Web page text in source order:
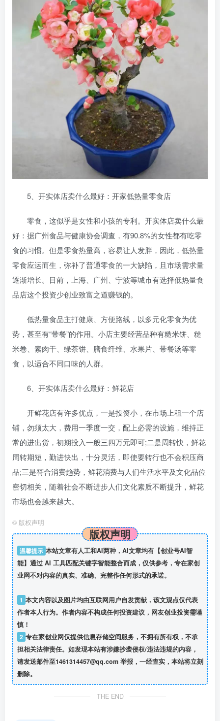
5、开实体店卖什么最好：开家低热量零食店
零食，这似乎是女性和小孩的专利。开实体店卖什么最
好：据广州食品与健康协会调查，有90.8%的女性都有吃零
食的习惯。但是零食热量高，容易让人发胖，因此，低热量
零食应运而生，弥补了普通零食的一大缺陷，且市场需求量
逐渐增长。目前，上海、广州、宁波等城市有选择低热量食
品店这个投资少创业致富之道赚钱的。
低热量食品主打健康、方便路线，以多元化零食为优
势，甚至有“带餐”的作用。小店主要经营品种有糙米饼、糙
米卷、素肉干、绿茶饼、膳食纤维、水果片、带餐汤等零
食，以适合不同口味的人群。
6、开实体店卖什么最好：鲜花店
开鲜花店有许多优点，一是投资小，在市场上租一个店
铺，勿须太大，费用一季度一交，配上必需的设施，维持正
常的进出货，初期投入一般三四万元即可;二是周转快，鲜花
周转期短，勤进快出，十分灵活，即使要转行也不会积压商
品;三是符合消费趋势，鲜花消费与人们生活水平及文化品位
密切相关，随着社会不断进步人们文化素质不断提升，鲜花
市场也会越来越大。
© 版权声明
版权声明
温馨提示 本站文章有人工和AI两种，AI文章均有【创业号AI智
能】通过 AI 工具匹配关键字智能整合而成，仅供参考，专在家创
业网不对内容的真实、准确、完整作任何形式的承诺。
1 本文内容以及图片均由互联网用户自发贡献，该文观点仅代表
作者本人行为。作者内容不构成任何投资建议，网友创业投资需谨
慎！
2 专在家创业网仅提供信息存储空间服务，不拥有所有权，不承
担相关法律责任。如发现本站有涉嫌抄袭侵权/违法违规的内容，
请发送邮件至1461314457@qq.com 举报，一经查实，本站将立刻
删除。
THE END